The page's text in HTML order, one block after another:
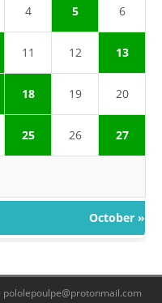
4 5 6
11 12 13
18 19 20
25 26 27
October »
pololepoulpe@protonmail.com